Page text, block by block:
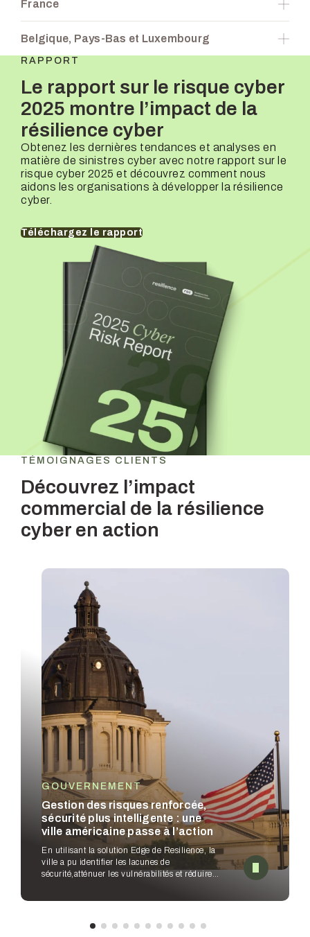
Chiffre d'affaires des
25 M€ – 10 G€+
Chiffre d'affaires des
entreprises
25 M€ – 10 G€+
Responsable de souscription
entreprises
25 M€ – 10 G€+
Rehan Hussain
Chiffre d'affaires des
entreprises
25 M€ – 10 G€+
Responsable de souscription
Thorsten Mairhofer
France
Chiffre d'affaires des
entreprises
25 M€ – 10 G€+
Responsable de souscription
Marijke Van Berkhom
Belgique, Pays-Bas et Luxembourg
Couvertures disponibles
Secteurs couverts
Chiffre d'affaires des
entreprises
25 M€ – 10 G€+
Responsable de souscription
Marijke Van Berkhom
RAPPORT
Le rapport sur le risque cyber
2025 montre l’impact de la
résilience cyber
Obtenez les dernières tendances et analyses en
matière de sinistres cyber avec notre rapport sur le
risque cyber 2025 et découvrez comment nous
aidons les organisations à développer la résilience
cyber.
Téléchargez le rapport
TÉMOIGNAGES CLIENTS
Découvrez l’impact
commercial de la résilience
cyber en action
GOUVERNEMENT
Gestion des risques renforcée,
sécurité plus intelligente : une
ville américaine passe à l’action
En utilisant la solution Edge de Resilience, la
ville a pu identifier les lacunes de
sécurité,atténuer les vulnérabilités et réduire